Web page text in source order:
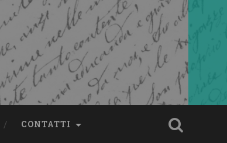
CONTATTI